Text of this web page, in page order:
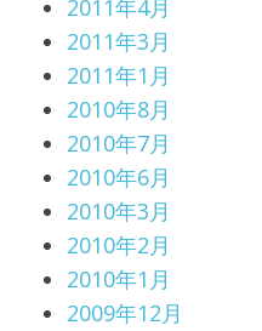
2011年4月
2011年3月
2011年1月
2010年8月
2010年7月
2010年6月
2010年3月
2010年2月
2010年1月
2009年12月